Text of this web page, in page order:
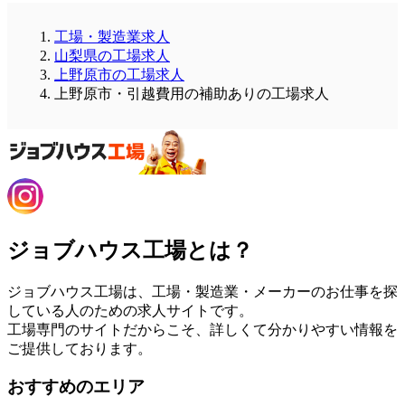
工場・製造業求人
山梨県の工場求人
上野原市の工場求人
上野原市・引越費用の補助ありの工場求人
ジョブハウス工場とは？
ジョブハウス工場は、工場・製造業・メーカーのお仕事を探
している人のための求人サイトです。
工場専門のサイトだからこそ、詳しくて分かりやすい情報を
ご提供しております。
おすすめのエリア